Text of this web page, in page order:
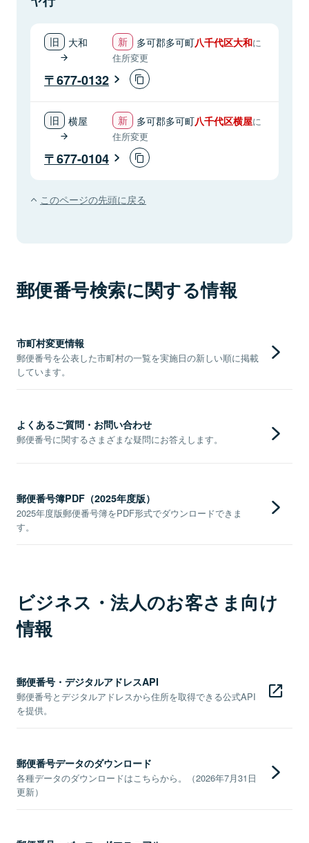
大和 多可郡多可町八千代区大和に
住所変更
677-0132
横屋 多可郡多可町八千代区横屋に
住所変更
677-0104
このページの先頭に戻る
郵便番号検索に関する情報
市町村変更情報
郵便番号を公表した市町村の一覧を実施日の新しい順に掲載
しています。
よくあるご質問・お問い合わせ
郵便番号に関するさまざまな疑問にお答えします。
郵便番号簿PDF（2025年度版）
2025年度版郵便番号簿をPDF形式でダウンロードできま
す。
ビジネス・法人のお客さま向け
情報
郵便番号・デジタルアドレスAPI
郵便番号とデジタルアドレスから住所を取得できる公式API
を提供。
郵便番号データのダウンロード
各種データのダウンロードはこちらから。（2026年7月31日
更新）